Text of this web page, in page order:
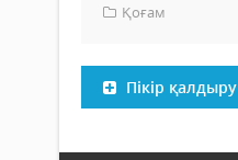
Қоғам
Пікір қалдыру